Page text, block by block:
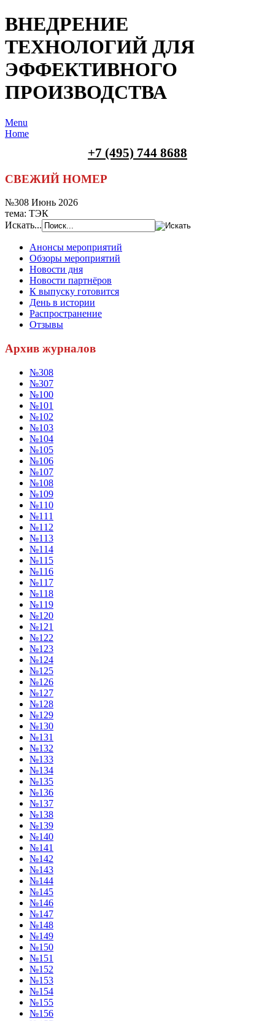
ВНЕДРЕНИЕ
ТЕХНОЛОГИЙ ДЛЯ
ЭФФЕКТИВНОГО
ПРОИЗВОДСТВА
Menu
Home
+7 (495) 744 8688
СВЕЖИЙ НОМЕР
№308 Июнь 2026
тема: ТЭК
Искать...
Анонсы мероприятий
Обзоры мероприятий
Новости дня
Новости партнёров
К выпуску готовится
День в истории
Распространение
Отзывы
Архив журналов
№308
№307
№100
№101
№102
№103
№104
№105
№106
№107
№108
№109
№110
№111
№112
№113
№114
№115
№116
№117
№118
№119
№120
№121
№122
№123
№124
№125
№126
№127
№128
№129
№130
№131
№132
№133
№134
№135
№136
№137
№138
№139
№140
№141
№142
№143
№144
№145
№146
№147
№148
№149
№150
№151
№152
№153
№154
№155
№156